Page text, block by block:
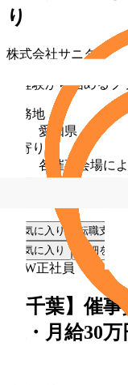
り
株式会社サニタ
未経験から始めるブ
勤務地
愛知県
最寄り駅
各催事会場に
月給 30万円〜
お気に入り
転職支援
お気に入り
詳細を見る
NEW正社員
【千葉】催
迎・月給30